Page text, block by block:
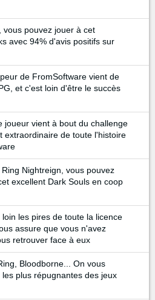
vous pouvez jouer à cet
avec 94% d'avis positifs sur
de FromSoftware vient de
et c'est loin d'être le succès
joueur vient à bout du challenge
extraordinaire de toute l'histoire
Nightreign, vous pouvez
excellent Dark Souls en coop
les pires de toute la licence
assure que vous n'avez
retrouver face à eux
Bloodborne... On vous
plus répugnantes des jeux